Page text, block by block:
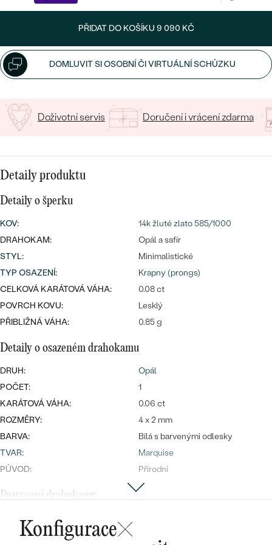
Nejprodávanější
snubní prsteny
PROHLÉDNOUT
DRAHOKAM
DLE MATERIÁLU
ZLATO
PLATINA
STŘÍBRO
Wave kolekce
PROHLÉDNOUT
S DRAHOKAMY
S LAB-GROWN DIAMANTY
S PERLAMI
DLE STYLU
SYMBOLICKÉ
MINIMALISTICKÉ
PODLE PŘÍLEŽITOSTI
PODLE BARVY
PODLE TVARU KAMENE
NA MÍRU
DIAMANTY
Nejprodávanější
náušnice
PROHLÉDNOUT
CENOVĚ DOSTUPNÉ
LUXUSNÍ
Personalizované
přívěsky
CENOVĚ DOSTUPNÉ
Nejprodávanější
prsteny
PROHLÉDNOUT
PŘIDAT DO KOŠÍKU 9 090 KČ
DOMLUVIT SI OSOBNÍ ČI VIRTUÁLNÍ SCHŮZKU
Doživotní servis Doručení i vrácení zdarma
Detaily produktu
Detaily o šperku
KOV:
14k žluté zlato 585/1000
DRAHOKAM:
Opál a safír
STYL:
Minimalistické
TYP OSAZENÍ:
Krapny (prongs)
CELKOVÁ KARÁTOVÁ VÁHA:
0.08 ct
POVRCH KOVU:
Lesklý
PŘIBLIŽNÁ VÁHA:
0.85 g
Detaily o osazeném drahokamu
DRUH:
Opál
POČET:
1
KARÁTOVÁ VÁHA:
0.06 ct
ROZMĚRY:
4 x 2 mm
BARVA:
Bílá s barvenými odlesky
TVAR:
Marquise
PŮVOD:
Přírodní
Postranní drahokamy
DRUH:
POČET:Konfigurace